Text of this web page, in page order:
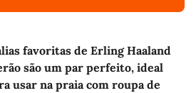
favoritas de Erling Haaland
são um par perfeito, ideal
usar na praia com roupa de